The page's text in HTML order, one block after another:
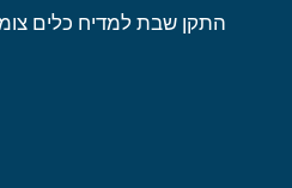
התקן שבת למדיח כלים